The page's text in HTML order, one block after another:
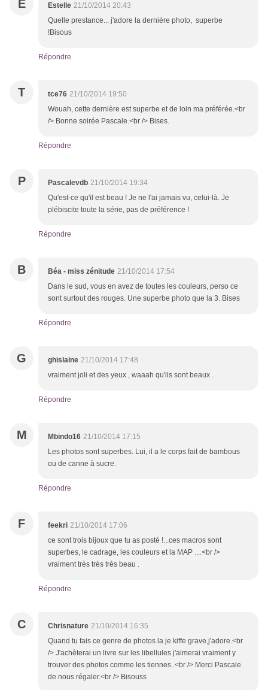
E Estelle 21/10/2014 20:43
Quelle prestance... j'adore la dernière photo, superbe
!Bisous
Répondre
T tce76 21/10/2014 19:50
Wouah, cette dernière est superbe et de loin ma préférée.<br
/> Bonne soirée Pascale.<br /> Bises.
Répondre
P Pascalevdb 21/10/2014 19:34
Qu'est-ce qu'il est beau ! Je ne l'ai jamais vu, celui-là. Je
plébiscite toute la série, pas de préférence !
Répondre
B Béa - miss zénitude 21/10/2014 17:54
Dans le sud, vous en avez de toutes les couleurs, perso ce
sont surtout des rouges. Une superbe photo que la 3. Bises
Répondre
G ghislaine 21/10/2014 17:48
vraiment joli et des yeux , waaah qu'ils sont beaux .
Répondre
M Mbindo16 21/10/2014 17:15
Les photos sont superbes. Lui, il a le corps fait de bambous
ou de canne à sucre.
Répondre
F feekri 21/10/2014 17:06
ce sont trois bijoux que tu as posté !...ces macros sont
superbes, le cadrage, les couleurs et la MAP ....<br />
vraiment très très très beau .
Répondre
C Chrisnature 21/10/2014 16:35
Quand tu fais ce genre de photos la je kiffe grave,j'adore.<br
/> J'achèterai un livre sur les libellules j'aimerai vraiment y
trouver des photos comme les tiennes..<br /> Merci Pascale
de nous régaler.<br /> Bisouss